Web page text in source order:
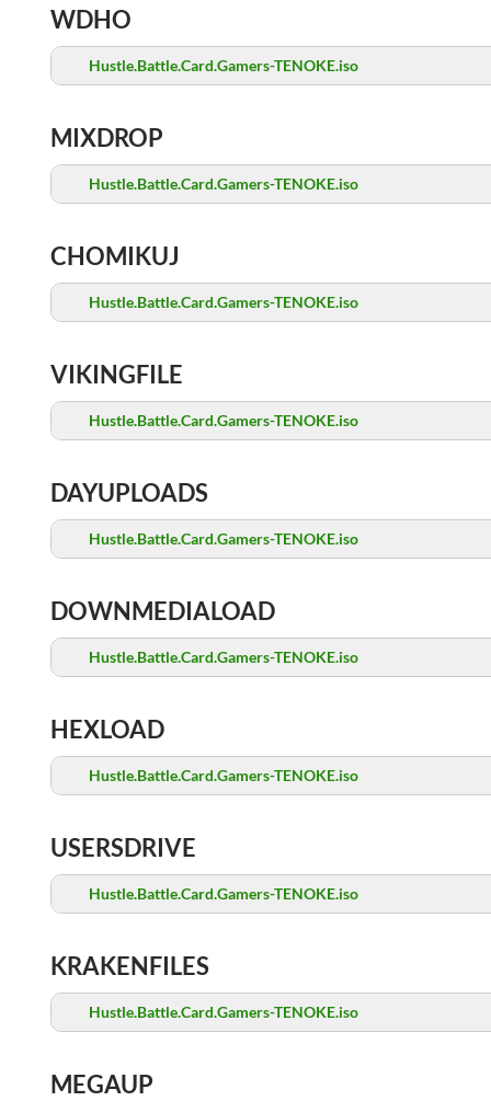
WDHO
Hustle.Battle.Card.Gamers-TENOKE.iso
MIXDROP
Hustle.Battle.Card.Gamers-TENOKE.iso
CHOMIKUJ
Hustle.Battle.Card.Gamers-TENOKE.iso
VIKINGFILE
Hustle.Battle.Card.Gamers-TENOKE.iso
DAYUPLOADS
Hustle.Battle.Card.Gamers-TENOKE.iso
DOWNMEDIALOAD
Hustle.Battle.Card.Gamers-TENOKE.iso
HEXLOAD
Hustle.Battle.Card.Gamers-TENOKE.iso
USERSDRIVE
Hustle.Battle.Card.Gamers-TENOKE.iso
KRAKENFILES
Hustle.Battle.Card.Gamers-TENOKE.iso
MEGAUP